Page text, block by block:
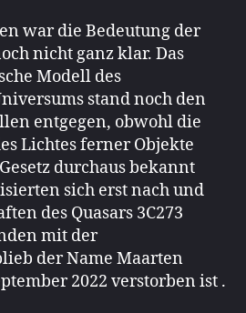
war die Bedeutung der
nicht ganz klar. Das
Modell des
stand noch den
entgegen, obwohl die
Lichtes ferner Objekte
durchaus bekannt
sich erst nach und
des Quasars 3C273
mit der
der Name Maarten
2022 verstorben ist .